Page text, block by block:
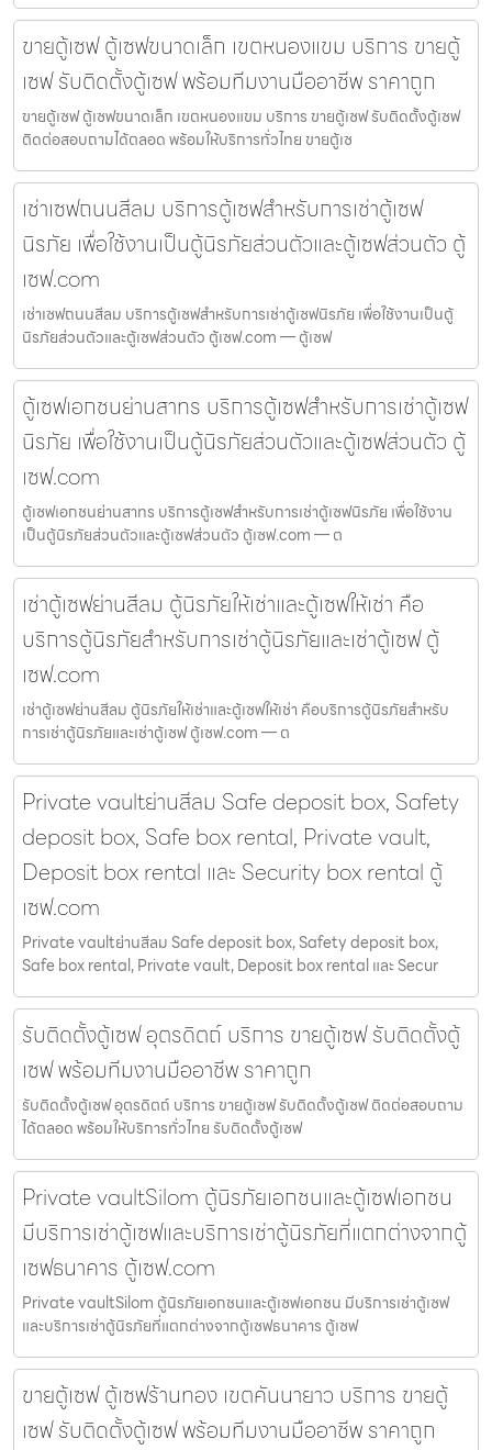
ขายตู้เซฟ ตู้เซฟขนาดเล็ก เขตหนองแขม บริการ ขายตู้
เซฟ รับติดตั้งตู้เซฟ พร้อมทีมงานมืออาชีพ ราคาถูก
ขายตู้เซฟ ตู้เซฟขนาดเล็ก เขตหนองแขม บริการ ขายตู้เซฟ รับติดตั้งตู้เซฟ
ติดต่อสอบถามได้ตลอด พร้อมให้บริการทั่วไทย ขายตู้เซ
เช่าเซฟถนนสีลม บริการตู้เซฟสำหรับการเช่าตู้เซฟ
นิรภัย เพื่อใช้งานเป็นตู้นิรภัยส่วนตัวและตู้เซฟส่วนตัว ตู้
เซฟ.com
เช่าเซฟถนนสีลม บริการตู้เซฟสำหรับการเช่าตู้เซฟนิรภัย เพื่อใช้งานเป็นตู้
นิรภัยส่วนตัวและตู้เซฟส่วนตัว ตู้เซฟ.com — ตู้เซฟ
ตู้เซฟเอกชนย่านสาทร บริการตู้เซฟสำหรับการเช่าตู้เซฟ
นิรภัย เพื่อใช้งานเป็นตู้นิรภัยส่วนตัวและตู้เซฟส่วนตัว ตู้
เซฟ.com
ตู้เซฟเอกชนย่านสาทร บริการตู้เซฟสำหรับการเช่าตู้เซฟนิรภัย เพื่อใช้งาน
เป็นตู้นิรภัยส่วนตัวและตู้เซฟส่วนตัว ตู้เซฟ.com — ต
เช่าตู้เซฟย่านสีลม ตู้นิรภัยให้เช่าและตู้เซฟให้เช่า คือ
บริการตู้นิรภัยสำหรับการเช่าตู้นิรภัยและเช่าตู้เซฟ ตู้
เซฟ.com
เช่าตู้เซฟย่านสีลม ตู้นิรภัยให้เช่าและตู้เซฟให้เช่า คือบริการตู้นิรภัยสำหรับ
การเช่าตู้นิรภัยและเช่าตู้เซฟ ตู้เซฟ.com — ต
Private vaultย่านสีลม Safe deposit box, Safety
deposit box, Safe box rental, Private vault,
Deposit box rental และ Security box rental ตู้
เซฟ.com
Private vaultย่านสีลม Safe deposit box, Safety deposit box,
Safe box rental, Private vault, Deposit box rental และ Secur
รับติดตั้งตู้เซฟ อุตรดิตถ์ บริการ ขายตู้เซฟ รับติดตั้งตู้
เซฟ พร้อมทีมงานมืออาชีพ ราคาถูก
รับติดตั้งตู้เซฟ อุตรดิตถ์ บริการ ขายตู้เซฟ รับติดตั้งตู้เซฟ ติดต่อสอบถาม
ได้ตลอด พร้อมให้บริการทั่วไทย รับติดตั้งตู้เซฟ
Private vaultSilom ตู้นิรภัยเอกชนและตู้เซฟเอกชน
มีบริการเช่าตู้เซฟและบริการเช่าตู้นิรภัยที่แตกต่างจากตู้
เซฟธนาคาร ตู้เซฟ.com
Private vaultSilom ตู้นิรภัยเอกชนและตู้เซฟเอกชน มีบริการเช่าตู้เซฟ
และบริการเช่าตู้นิรภัยที่แตกต่างจากตู้เซฟธนาคาร ตู้เซฟ
ขายตู้เซฟ ตู้เซฟร้านทอง เขตคันนายาว บริการ ขายตู้
เซฟ รับติดตั้งตู้เซฟ พร้อมทีมงานมืออาชีพ ราคาถูก